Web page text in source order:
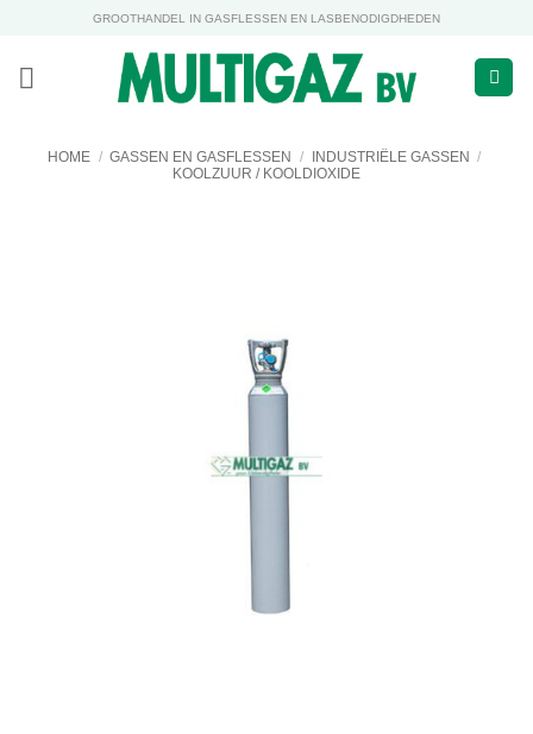
inhoud
GROOTHANDEL IN GASFLESSEN EN LASBENODIGDHEDEN
HOME / GASSEN EN GASFLESSEN / INDUSTRIËLE GASSEN /
KOOLZUUR / KOOLDIOXIDE